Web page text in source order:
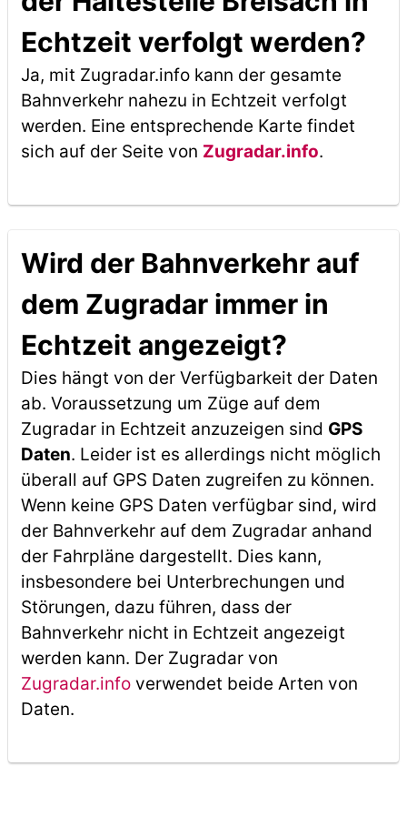
Echtzeit verfolgt werden?
Ja, mit Zugradar.info kann der gesamte
Bahnverkehr nahezu in Echtzeit verfolgt
werden. Eine entsprechende Karte findet
sich auf der Seite von Zugradar.info.
Wird der Bahnverkehr auf
dem Zugradar immer in
Echtzeit angezeigt?
Dies hängt von der Verfügbarkeit der Daten
ab. Voraussetzung um Züge auf dem
Zugradar in Echtzeit anzuzeigen sind GPS
Daten. Leider ist es allerdings nicht möglich
überall auf GPS Daten zugreifen zu können.
Wenn keine GPS Daten verfügbar sind, wird
der Bahnverkehr auf dem Zugradar anhand
der Fahrpläne dargestellt. Dies kann,
insbesondere bei Unterbrechungen und
Störungen, dazu führen, dass der
Bahnverkehr nicht in Echtzeit angezeigt
werden kann. Der Zugradar von
Zugradar.infoverwendet beide Arten von
Daten.